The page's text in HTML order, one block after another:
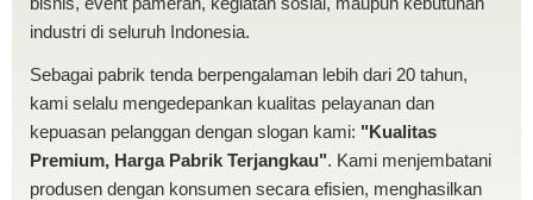
industri di seluruh Indonesia.
Sebagai pabrik tenda berpengalaman lebih dari 20 tahun,
kami selalu mengedepankan kualitas pelayanan dan
kepuasan pelanggan dengan slogan kami: "Kualitas
Premium, Harga Pabrik Terjangkau". Kami menjembatani
produsen dengan konsumen secara efisien, menghasilkan